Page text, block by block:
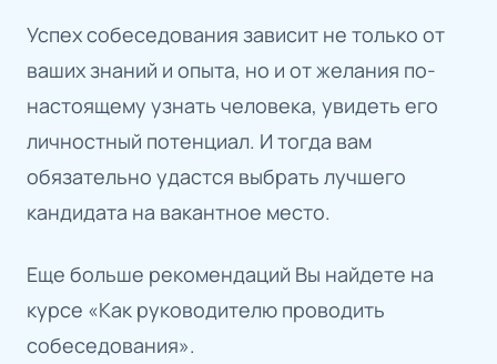
Успех собеседования зависит не только от
ваших знаний и опыта, но и от желания по-
настоящему узнать человека, увидеть его
личностный потенциал. И тогда вам
обязательно удастся выбрать лучшего
кандидата на вакантное место.
Еще больше рекомендаций Вы найдете на
курсе «Как руководителю проводить
собеседования».